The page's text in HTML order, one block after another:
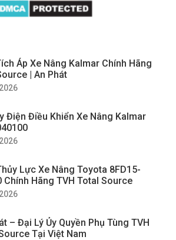
Áp Xe Nâng Kalmar Chính Hãng
| An Phát
Điện Điều Khiển Xe Nâng Kalmar
Lực Xe Nâng Toyota 8FD15-
Chính Hãng TVH Total Source
– Đại Lý Ủy Quyền Phụ Tùng TVH
Tại Việt Nam